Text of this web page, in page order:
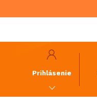
Prihlásenie